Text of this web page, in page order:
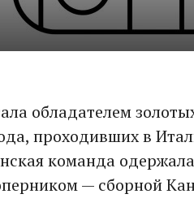
обладателем
проходивших в
команда
— сборной